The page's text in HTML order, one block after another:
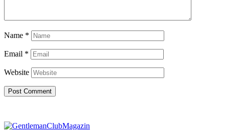
Name *
Email *
Website